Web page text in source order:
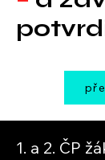
1. a 2. ČP